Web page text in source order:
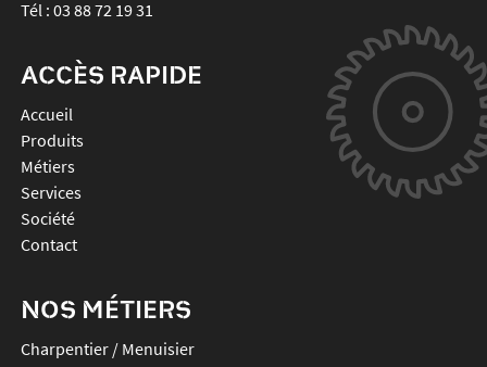
Tél : 03 88 72 19 31
ACCÈS RAPIDE
Accueil
Produits
Métiers
Services
Société
Contact
NOS MÉTIERS
Charpentier / Menuisier